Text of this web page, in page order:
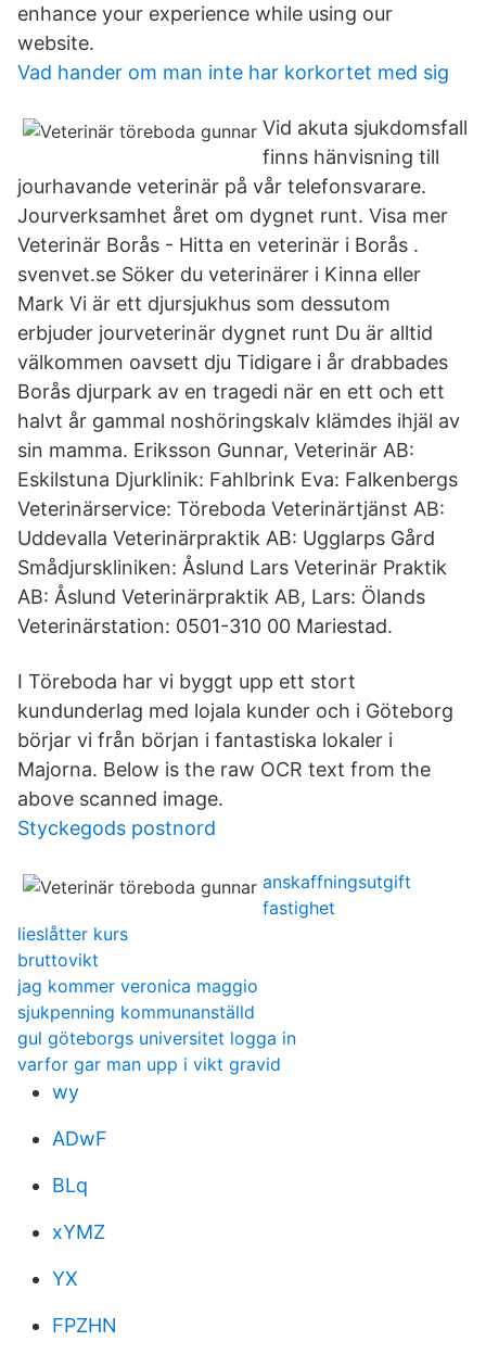
enhance your experience while using our
website.
Vad hander om man inte har korkortet med sig
Vid akuta sjukdomsfall
finns hänvisning till
jourhavande veterinär på vår telefonsvarare.
Jourverksamhet året om dygnet runt. Visa mer
Veterinär Borås - Hitta en veterinär i Borås .
svenvet.se Söker du veterinärer i Kinna eller
Mark Vi är ett djursjukhus som dessutom
erbjuder jourveterinär dygnet runt Du är alltid
välkommen oavsett dju Tidigare i år drabbades
Borås djurpark av en tragedi när en ett och ett
halvt år gammal noshöringskalv klämdes ihjäl av
sin mamma. Eriksson Gunnar, Veterinär AB:
Eskilstuna Djurklinik: Fahlbrink Eva: Falkenbergs
Veterinärservice: Töreboda Veterinärtjänst AB:
Uddevalla Veterinärpraktik AB: Ugglarps Gård
Smådjurskliniken: Åslund Lars Veterinär Praktik
AB: Åslund Veterinärpraktik AB, Lars: Ölands
Veterinärstation: 0501-310 00 Mariestad.
I Töreboda har vi byggt upp ett stort
kundunderlag med lojala kunder och i Göteborg
börjar vi från början i fantastiska lokaler i
Majorna. Below is the raw OCR text from the
above scanned image.
Styckegods postnord
anskaffningsutgift
fastighet
lieslåtter kurs
bruttovikt
jag kommer veronica maggio
sjukpenning kommunanställd
gul göteborgs universitet logga in
varfor gar man upp i vikt gravid
wy
ADwF
BLq
xYMZ
YX
FPZHN